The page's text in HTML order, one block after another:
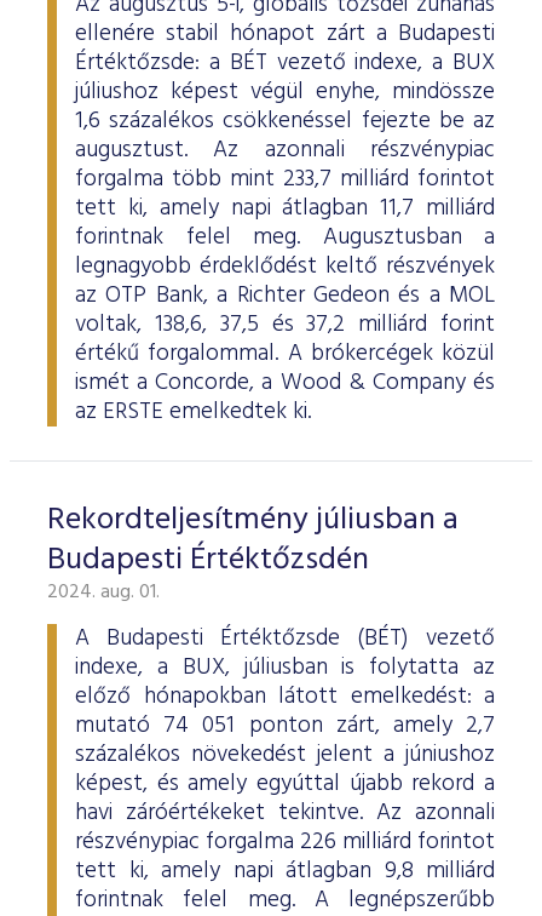
ellenére stabil hónapot zárt a Budapesti
Értéktőzsde: a BÉT vezető indexe, a BUX
júliushoz képest végül enyhe, mindössze
1,6 százalékos csökkenéssel fejezte be az
augusztust. Az azonnali részvénypiac
forgalma több mint 233,7 milliárd forintot
tett ki, amely napi átlagban 11,7 milliárd
forintnak felel meg. Augusztusban a
legnagyobb érdeklődést keltő részvények
az OTP Bank, a Richter Gedeon és a MOL
voltak, 138,6, 37,5 és 37,2 milliárd forint
értékű forgalommal. A brókercégek közül
ismét a Concorde, a Wood & Company és
az ERSTE emelkedtek ki.
Rekordteljesítmény júliusban a
Budapesti Értéktőzsdén
2024. aug. 01.
A Budapesti Értéktőzsde (BÉT) vezető
indexe, a BUX, júliusban is folytatta az
előző hónapokban látott emelkedést: a
mutató 74 051 ponton zárt, amely 2,7
százalékos növekedést jelent a júniushoz
képest, és amely egyúttal újabb rekord a
havi záróértékeket tekintve. Az azonnali
részvénypiac forgalma 226 milliárd forintot
tett ki, amely napi átlagban 9,8 milliárd
forintnak felel meg. A legnépszerűbb